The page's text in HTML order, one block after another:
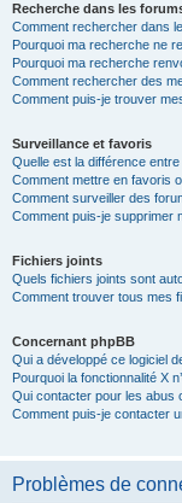
Recherche dans les
Comment rechercher dans
Pourquoi ma recherche ne
Pourquoi ma recherche
Comment rechercher des
Comment puis-je trouver
Surveillance et favoris
Quelle est la différence
Comment mettre en favoris
Comment surveiller des
Comment puis-je supprimer
Fichiers joints
Quels fichiers joints sont
Comment trouver tous mes
Concernant phpBB
Qui a développé ce logiciel
Pourquoi la fonctionnalité X
Qui contacter pour les abus
Comment puis-je contacter
Problèmes de